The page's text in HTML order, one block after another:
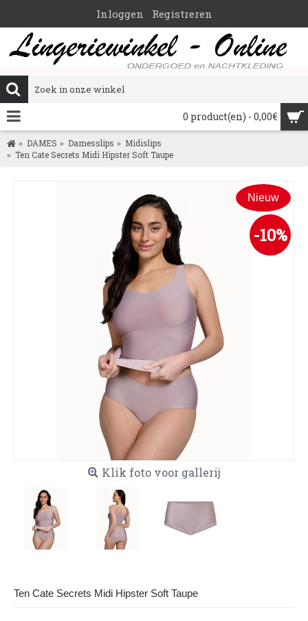
Inloggen Registreren
0 product(en) - 0,00€
DAMES Damesslips
Midislips
Ten Cate Secrets Midi Hipster Soft Taupe
Nieuw
-10%
Klik foto voor gallerij
Ten Cate Secrets Midi Hipster Soft Taupe